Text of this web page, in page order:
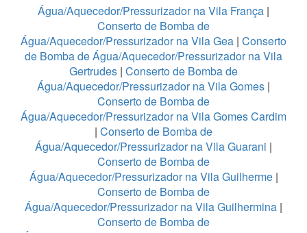
Água/Aquecedor/Pressurizador na Vila França |
Conserto de Bomba de
Água/Aquecedor/Pressurizador na Vila Gea | Conserto
de Bomba de Água/Aquecedor/Pressurizador na Vila
Gertrudes | Conserto de Bomba de
Água/Aquecedor/Pressurizador na Vila Gomes |
Conserto de Bomba de
Água/Aquecedor/Pressurizador na Vila Gomes Cardim
| Conserto de Bomba de
Água/Aquecedor/Pressurizador na Vila Guarani |
Conserto de Bomba de
Água/Aquecedor/Pressurizador na Vila Guilherme|
Conserto de Bomba de
Água/Aquecedor/Pressurizador na Vila Guilhermina |
Conserto de Bomba de